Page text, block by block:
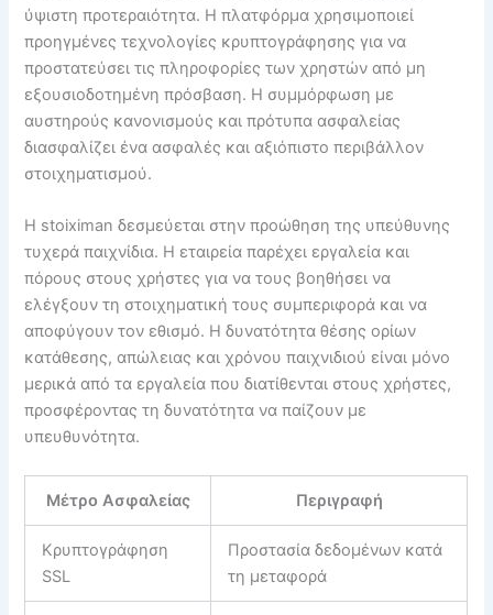
ύψιστη προτεραιότητα. Η πλατφόρμα χρησιμοποιεί
προηγμένες τεχνολογίες κρυπτογράφησης για να
προστατεύσει τις πληροφορίες των χρηστών από μη
εξουσιοδοτημένη πρόσβαση. Η συμμόρφωση με
αυστηρούς κανονισμούς και πρότυπα ασφαλείας
διασφαλίζει ένα ασφαλές και αξιόπιστο περιβάλλον
στοιχηματισμού.
Η stoiximan δεσμεύεται στην προώθηση της υπεύθυνης
τυχερά παιχνίδια. Η εταιρεία παρέχει εργαλεία και
πόρους στους χρήστες για να τους βοηθήσει να
ελέγξουν τη στοιχηματική τους συμπεριφορά και να
αποφύγουν τον εθισμό. Η δυνατότητα θέσης ορίων
κατάθεσης, απώλειας και χρόνου παιχνιδιού είναι μόνο
μερικά από τα εργαλεία που διατίθενται στους χρήστες,
προσφέροντας τη δυνατότητα να παίζουν με
υπευθυνότητα.
Μέτρο Ασφαλείας Περιγραφή
Κρυπτογράφηση
SSL
Προστασία δεδομένων κατά
τη μεταφορά